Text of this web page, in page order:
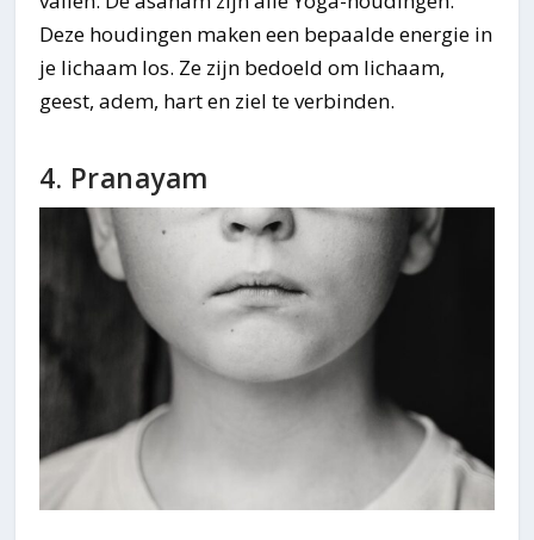
Deze houdingen maken een bepaalde energie in
je lichaam los. Ze zijn bedoeld om lichaam,
geest, adem, hart en ziel te verbinden.
4. Pranayam